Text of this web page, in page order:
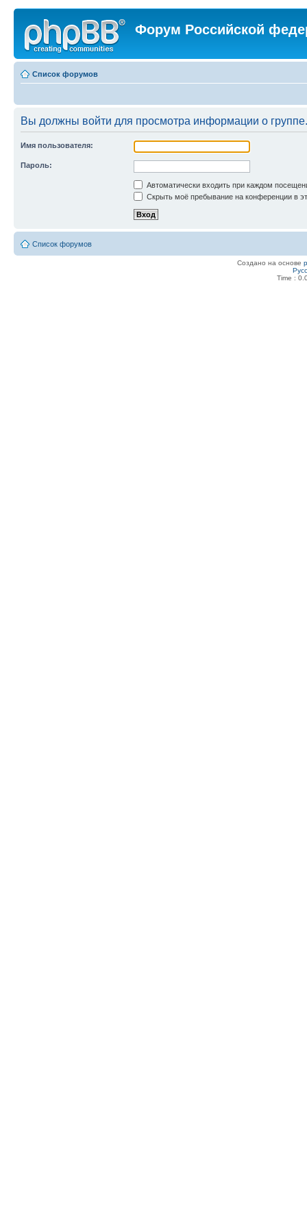
Форум Российской
Список форумов
Вы должны войти для просмотра информации о группе.
Имя пользователя:
Пароль:
Автоматически входить при каждом
Скрыть моё пребывание на конференции в
Список форумов
Создано на основе
Time :